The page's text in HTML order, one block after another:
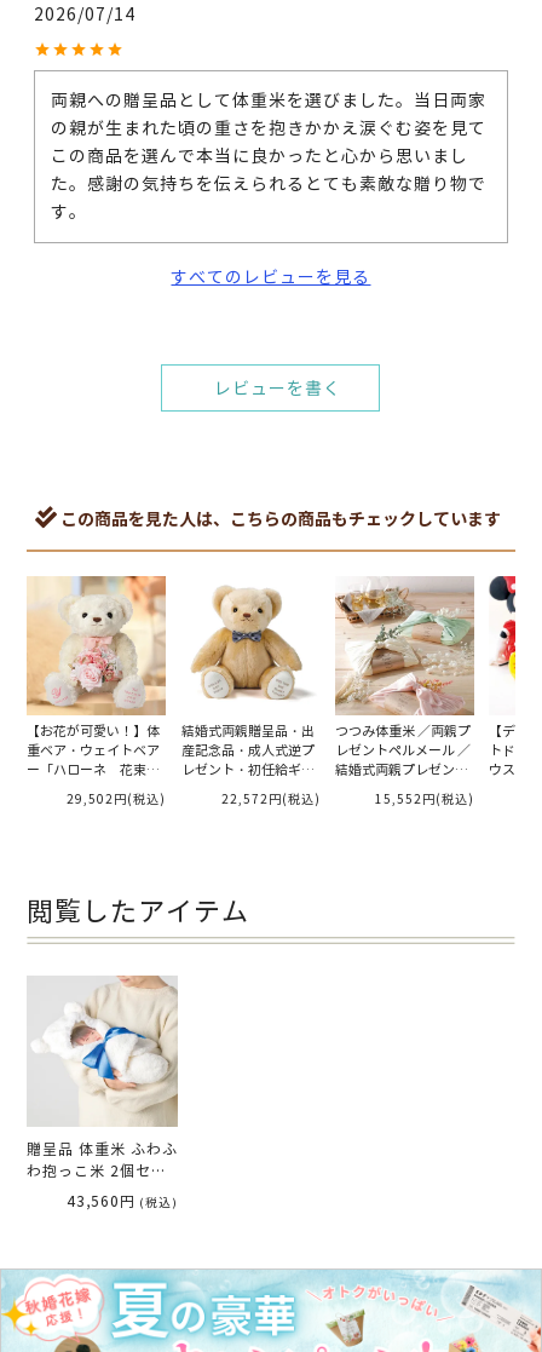
2026/07/14
両親への贈呈品として体重米を選びました。当日両家
の親が生まれた頃の重さを抱きかかえ涙ぐむ姿を見て
この商品を選んで本当に良かったと心から思いまし
た。感謝の気持ちを伝えられるとても素敵な贈り物で
す。
すべてのレビューを見る
レビューを書く
この商品を見た人は、こちらの商品もチェックしています
【お花が可愛い！】体
重ベア・ウェイトベア
ー「ハローネ 花束タ
イプ」 両親へのプレ
ゼント
29,502円(税込)
結婚式両親贈呈品・出
産記念品・成人式逆プ
レゼント・初任給ギフ
ト・体重ベア・ウェイ
トベア「キャメリーマ
22,572円(税込)
つつみ体重米 ／両親プ
レゼントペルメール ／
結婚式両親プレゼント
15,552円(税込)
【ディ
トドー
ウス・
閲覧したアイテム
贈呈品 体重米 ふわふ
わ抱っこ米 2個セッ
ト ／結婚式両親プレ
43,560円 (税込)